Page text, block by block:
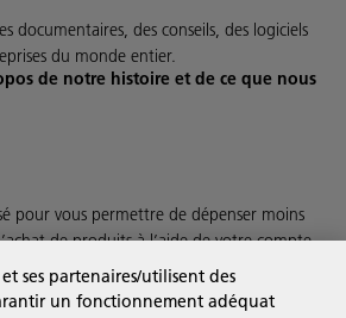
documentaires, des conseils, des logiciels
du monde entier.
de notre histoire et de ce que nous
pour vous permettre de dépenser moins
de produits à l’aide de votre compte
rapide et simple.
ses partenaires/utilisent des
un fonctionnement adéquat